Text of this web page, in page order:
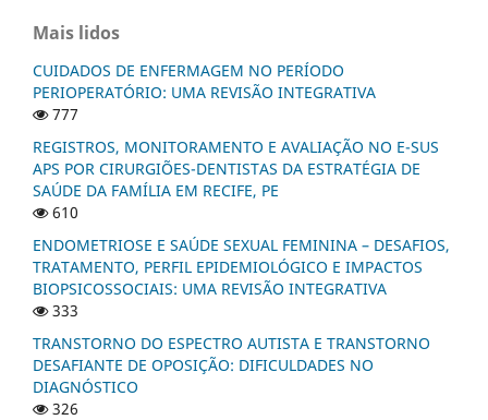
Mais lidos
CUIDADOS DE ENFERMAGEM NO PERÍODO
PERIOPERATÓRIO: UMA REVISÃO INTEGRATIVA
777
REGISTROS, MONITORAMENTO E AVALIAÇÃO NO E-SUS
APS POR CIRURGIÕES-DENTISTAS DA ESTRATÉGIA DE
SAÚDE DA FAMÍLIA EM RECIFE, PE
610
ENDOMETRIOSE E SAÚDE SEXUAL FEMININA – DESAFIOS,
TRATAMENTO, PERFIL EPIDEMIOLÓGICO E IMPACTOS
BIOPSICOSSOCIAIS: UMA REVISÃO INTEGRATIVA
333
TRANSTORNO DO ESPECTRO AUTISTA E TRANSTORNO
DESAFIANTE DE OPOSIÇÃO: DIFICULDADES NO
DIAGNÓSTICO
326